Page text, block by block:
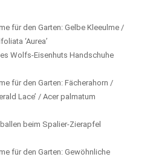
für den Garten: Gelbe Kleeulme /
‘Aurea’
Wolfs-Eisenhuts Handschuhe
für den Garten: Fächerahorn /
Lace’ / Acer palmatum
beim Spalier-Zierapfel
für den Garten: Gewöhnliche